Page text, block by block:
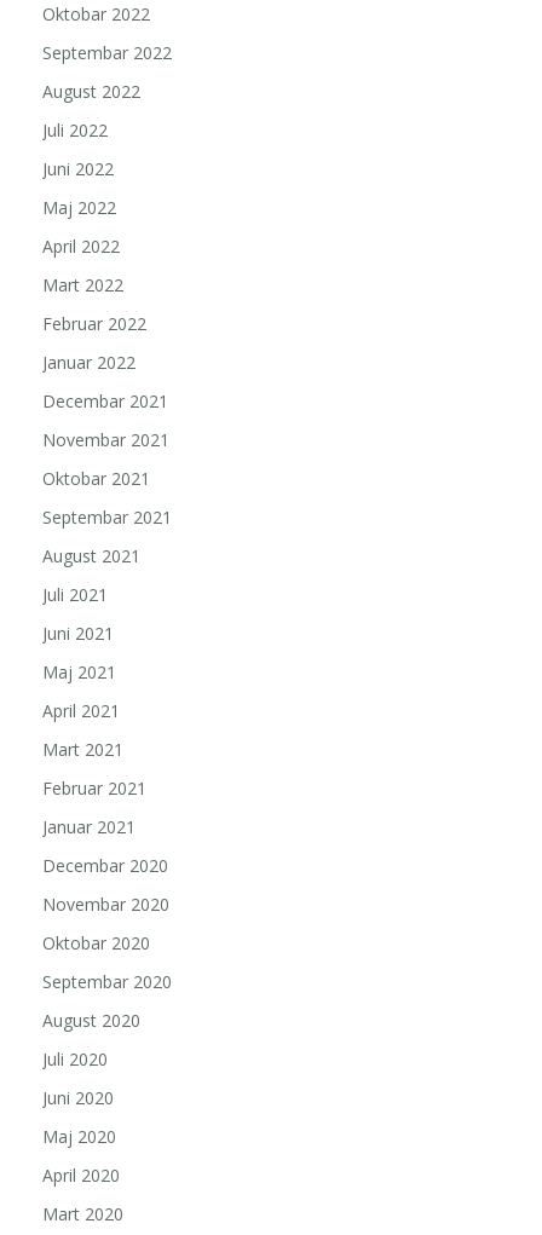
Oktobar 2022
Septembar 2022
August 2022
Juli 2022
Juni 2022
Maj 2022
April 2022
Mart 2022
Februar 2022
Januar 2022
Decembar 2021
Novembar 2021
Oktobar 2021
Septembar 2021
August 2021
Juli 2021
Juni 2021
Maj 2021
April 2021
Mart 2021
Februar 2021
Januar 2021
Decembar 2020
Novembar 2020
Oktobar 2020
Septembar 2020
August 2020
Juli 2020
Juni 2020
Maj 2020
April 2020
Mart 2020